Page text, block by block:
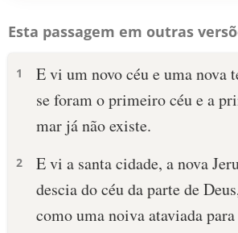
Esta passagem em outras
1
E vi um novo céu e uma nova
se foram o primeiro céu e a
mar já não existe.
2
E vi a santa cidade, a nova
descia do céu da parte de
como uma noiva ataviada